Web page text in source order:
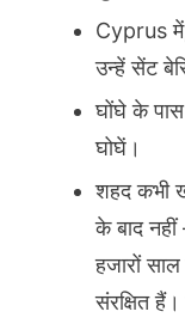
Cyprus
उन्हें सेंट
घोंघे के
घोघें।
शहद कभी
के बाद नहीं
हजारों
संरक्षित